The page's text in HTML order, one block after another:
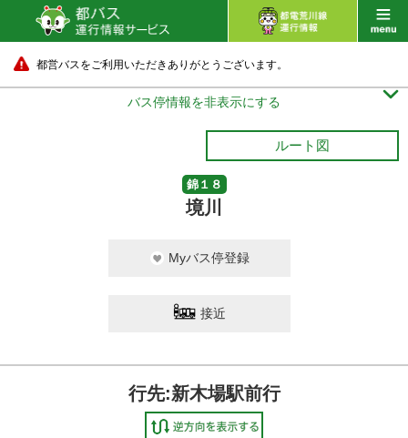
都営バスをご利用いただきありがとうございます。
バス停情報を非表示にする 
ルート図
錦１８
境川
Myバス停登録
接近
行先:新木場駅前行